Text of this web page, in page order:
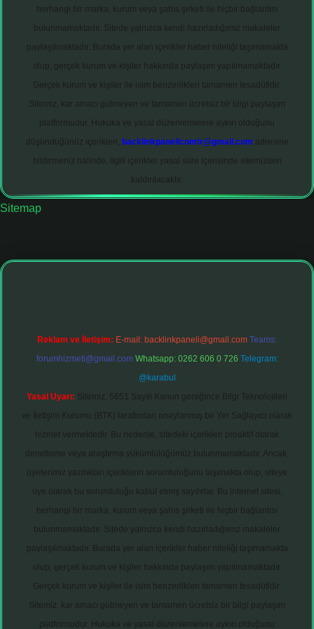
herhangi bir marka, kurum veya şahıs şirketi ile hiçbir bağlantısı
bulunmamaktadır. Sitede yalnızca kendi hazırladığımız makaleler
paylaşılmaktadır. Burada yer alan içerikler haber niteliği taşımamakta
olup, gerçek kurum ve kişiler hakkında paylaşım yapılmamaktadır.
Gerçek kurum ve kişiler ile isim benzerlikleri tamamen tesadüfidir.
Sitemiz, kar amacı gütmeyen ve tamamen ücretsiz bir bilgi paylaşım
platformudur. Hukuka ve yasal düzenlemelere aykırı olduğunu
düşündüğünüz içerikleri, backlinkpanelicomtr@gmail.com adresine
bildirmeniz halinde, ilgili içerikler yasal süre içerisinde sitemizden
kaldırılacaktır.
Sitemap
Reklam ve İletişim: E-mail: backlinkpaneli@gmail.com Teams:
forumhizmeti@gmail.com Whatsapp: 0262 606 0 726 Telegram:
@karabul
Yasal Uyarı: Sitemiz, 5651 Sayılı Kanun gereğince Bilgi Teknolojileri
ve İletişim Kurumu (BTK) tarafından onaylanmış bir Yer Sağlayıcı olarak
hizmet vermektedir. Bu nedenle, sitedeki içerikleri proaktif olarak
denetleme veya araştırma yükümlülüğümüz bulunmamaktadır. Ancak,
üyelerimiz yazdıkları içeriklerin sorumluluğunu taşımakta olup, siteye
üye olarak bu sorumluluğu kabul etmiş sayılırlar. Bu internet sitesi,
herhangi bir marka, kurum veya şahıs şirketi ile hiçbir bağlantısı
bulunmamaktadır. Sitede yalnızca kendi hazırladığımız makaleler
paylaşılmaktadır. Burada yer alan içerikler haber niteliği taşımamakta
olup, gerçek kurum ve kişiler hakkında paylaşım yapılmamaktadır.
Gerçek kurum ve kişiler ile isim benzerlikleri tamamen tesadüfidir.
Sitemiz, kar amacı gütmeyen ve tamamen ücretsiz bir bilgi paylaşım
platformudur. Hukuka ve yasal düzenlemelere aykırı olduğunu